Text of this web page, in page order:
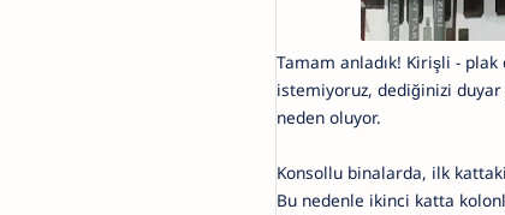
Tamam anladık! Kirişli -
istemiyoruz, dediğinizi duyar
neden oluyor.
Konsollu binalarda, ilk
Bu nedenle ikinci katta